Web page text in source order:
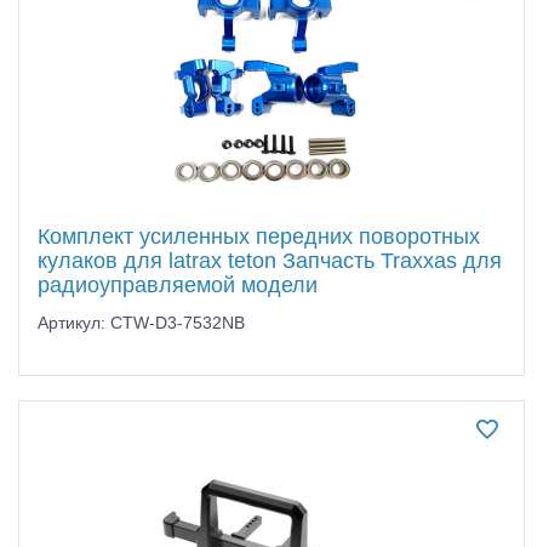
Комплект усиленных передних поворотных
кулаков для latrax teton Запчасть Traxxas для
радиоуправляемой модели
Артикул: CTW-D3-7532NB